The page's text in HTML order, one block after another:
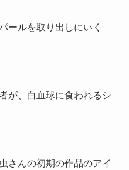
ールを取り出しにいく
が、白血球に食われるシ
さんの初期の作品のアイ